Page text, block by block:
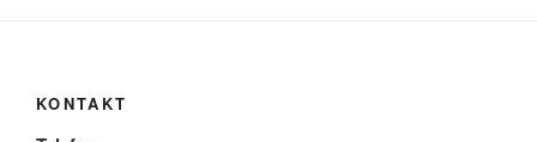
KONTAKT